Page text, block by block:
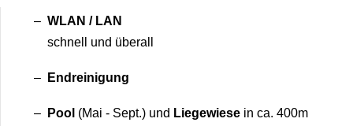
WLAN / LAN
schnell und überall
Endreinigung
Pool (Mai - Sept.) und Liegewiese in ca. 400m